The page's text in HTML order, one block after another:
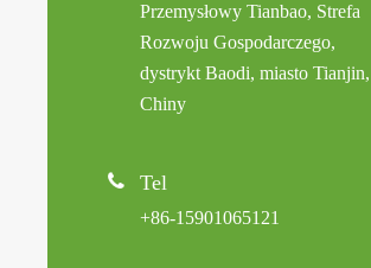
Przemysłowy Tianbao, Strefa
Rozwoju Gospodarczego,
dystrykt Baodi, miasto Tianjin,
Chiny
 Tel
+86-15901065121